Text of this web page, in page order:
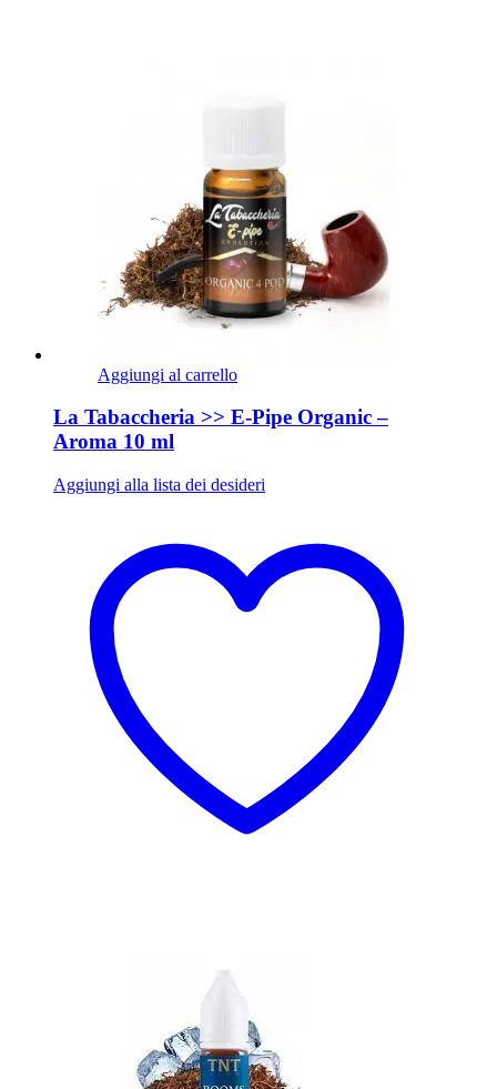
Aggiungi al carrello
La Tabaccheria >> E-Pipe Organic –
Aroma 10 ml
Aggiungi alla lista dei desideri